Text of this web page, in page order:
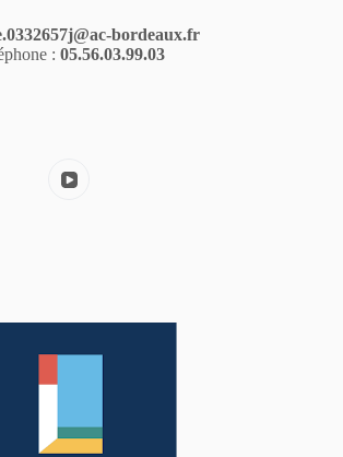
bordeaux.fr
: 05.56.03.99.03